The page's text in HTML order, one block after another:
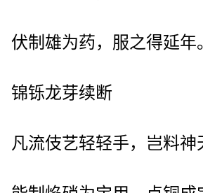
伏制雄为药，服之得延年
锦铄龙芽续断
凡流伎艺轻轻手，岂料神